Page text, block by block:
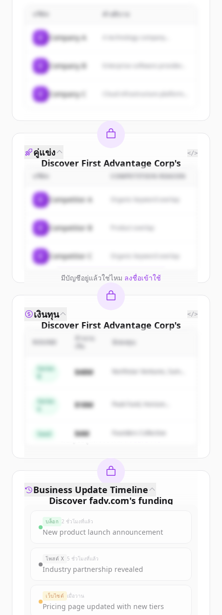
คำอธิบาย
Company A A technology company...
Company B
Company C
Discover First Advantage Corp's
customers
Sign up for free to view all
ofFirst Advantage Corp
New accounts include trial credits to
get started.
Create Free Account
มีบัญชีอยู่แล้วใช่ไหม ลงชื่อเข้าใช้
คู่แข่ง </>
COMPETITION REASON
Competitor A Organic keyword overlap
Competitor B
Competitor C Organic keyword overlap
Discover First Advantage Corp's
competitors
ofFirst Advantage Corp.
New accounts include trial credits to
มีบัญชีอยู่แล้วใช่ไหม
เงินทุน </>
นักลงทุน
Series
$48M
Northstar Ventures, Summit
Series
$18M
Peak Fund, Horizon
Seed $4M Founders Collective
Discover fadv.com's funding
Sign up for free to view allfunding
New accounts include trial credits to
get started.
Create Free Account
Business Update Timeline
บล็อก 2 ชั่วโมงที่แล้ว
New product launch announcement
โพสต์ X 5 ชั่วโมงที่แล้ว
Industry partnership revealed
เว็บไซต์ เมื่อวาน
Pricing page updated with new tiers